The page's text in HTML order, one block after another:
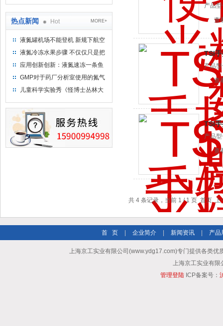
热点新闻 Hot MORE+
液氮罐机场不能登机 新规下航空
运输罐能否上飞机
液氮冷冻水果步骤 不仅仅只是把
水果扔到液氮中
应用创新创新：液氮速冻一条鱼
只需15分钟 保持活鲜一整年
GMP对于药厂分析室使用的氮气
钢瓶存放标准
儿童科学实验秀《怪博士丛林大
及
产品
查
TSI
产品
9306
查
TSI
产品
9303
查
共 4 条记录，当前 1 / 1 页 首页
首 页 企业简介 新闻资讯 产品
上海京工实业有限公司(www.ydg17.com)专门提供各类优
上海京工实业有限
管理登陆ICP备案号：